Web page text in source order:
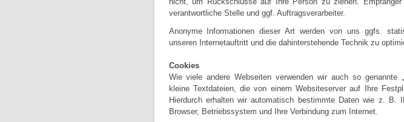
verantwortliche Stelle und ggf. Auftragsverarbeiter.
Anonyme Informationen dieser Art werden von uns ggfs.
unseren Internetauftritt und die dahinterstehende Technik zu
Cookies
Wie viele andere Webseiten verwenden wir auch so genannte
kleine Textdateien, die von einem Websiteserver auf Ihre
Hierdurch erhalten wir automatisch bestimmte Daten wie z. B.
Browser, Betriebssystem und Ihre Verbindung zum Internet.